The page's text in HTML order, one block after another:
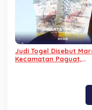
Judi Togel Disebut
Kecamatan Paguat,